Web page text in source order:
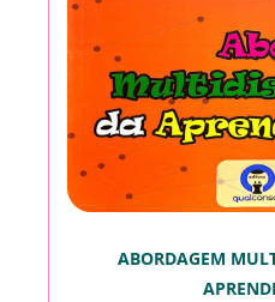
ABORDAGEM